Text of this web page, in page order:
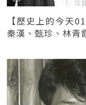
【歷史上的今天
秦漢、甄珍、林青